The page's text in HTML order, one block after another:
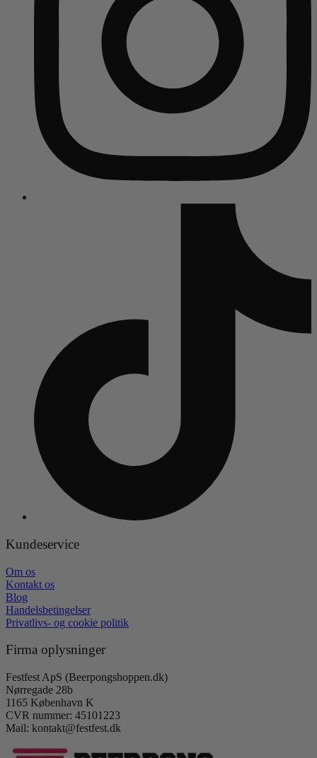
Kundeservice
Om os
Kontakt os
Blog
Handelsbetingelser
Privatlivs- og cookie politik
Firma oplysninger
Festfest ApS (Beerpongshoppen.dk)
Nørregade 28b
1165 København K
CVR nummer: 45101223
Mail: kontakt@festfest.dk